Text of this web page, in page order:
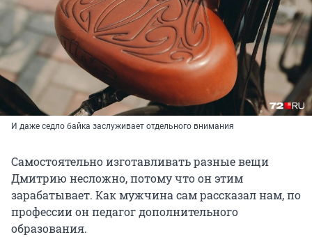
И даже седло байка заслуживает отдельного внимания
Самостоятельно изготавливать разные вещи
Дмитрию несложно, потому что он этим
зарабатывает. Как мужчина сам рассказал нам, по
профессии он педагог дополнительного
образования.